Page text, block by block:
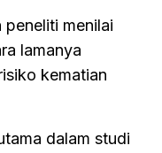
peneliti menilai
lamanya
kematian
dalam studi